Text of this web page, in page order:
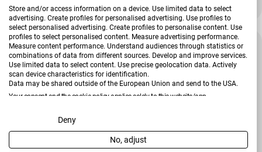
Store and/or access information on a device. Use limited data to select
advertising. Create profiles for personalised advertising. Use profiles to
select personalised advertising. Create profiles to personalise content. Use
profiles to select personalised content. Measure advertising performance.
Measure content performance. Understand audiences through statistics or
combinations of data from different sources. Develop and improve services.
Use limited data to select content. Use precise geolocation data. Actively
scan device characteristics for identification.
Data may be shared outside of the European Union and send to the USA.
Your consent and the cookie policy applies solely to this website/app.
View Partner List (2 IAB Vendors)
We use your data for the following purposes:
Deny
No, adjust
Regulärer Preis
8,99 €